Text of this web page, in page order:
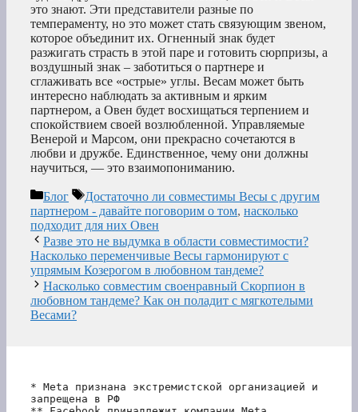
это знают. Эти представители разные по
темпераменту, но это может стать связующим звеном,
которое объединит их. Огненный знак будет
разжигать страсть в этой паре и готовить сюрпризы, а
воздушный знак – заботиться о партнере и
сглаживать все «острые» углы. Весам может быть
интересно наблюдать за активным и ярким
партнером, а Овен будет восхищаться терпением и
спокойствием своей возлюбленной. Управляемые
Венерой и Марсом, они прекрасно сочетаются в
любви и дружбе. Единственное, чему они должны
научиться, — это взаимопониманию.
Рубрики
Блог Метки
Достаточно ли совместимы Весы с другим
партнером - давайте поговорим о том, насколько
подходит для них Овен
Разве это не выдумка в области совместимости?
Насколько переменчивые Весы гармонируют с
упрямым Козерогом в любовном тандеме?
Насколько совместим своенравный Скорпион в
любовном тандеме? Как он поладит с мягкотелыми
Весами?
* Meta признана экстремистской организацией и
запрещена в РФ